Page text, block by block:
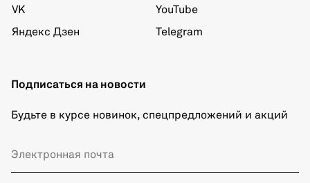
VK
Яндекс Дзен
YouTube
Telegram
Подписаться на новости
Будьте в курсе новинок, спецпредложений и акций